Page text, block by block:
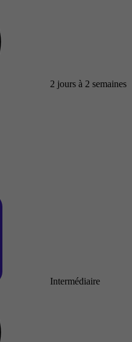
2 jours à 2 semaines
Intermédiaire